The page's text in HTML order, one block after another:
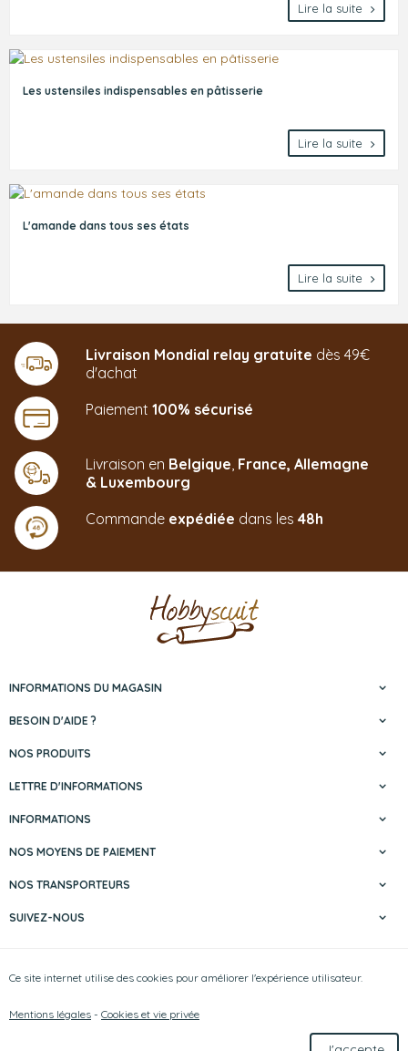
Lire la suite
Les ustensiles indispensables en pâtisserie
Lire la suite
L'amande dans tous ses états
Lire la suite
Livraison Mondial relay gratuite dès 49€
d'achat
Paiement 100% sécurisé
Livraison en Belgique France, Allemagne
& Luxembourg
Commande expédiée dans les 48h
INFORMATIONS DU MAGASIN
BESOIN D'AIDE ?
NOS PRODUITS
LETTRE D'INFORMATIONS
INFORMATIONS
NOS MOYENS DE PAIEMENT
NOS TRANSPORTEURS
SUIVEZ-NOUS
Hobbyscuit | N° d'entreprise : 0429.356.147
Conditions d'utilisation du site web et protection des données personnelles
, accélérateur d'e-commerce pour
Ce site internet utilise des cookies pour améliorer l'expérience utilisateur.
Mentions légales - Cookies et vie privée